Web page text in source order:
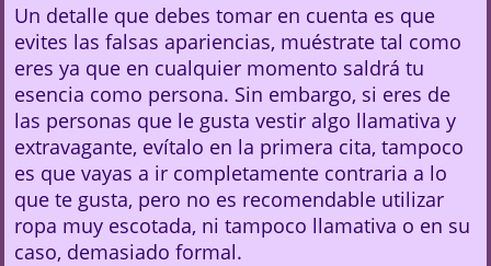
Un detalle que debes tomar en cuenta es que
evites las falsas apariencias, muéstrate tal como
eres ya que en cualquier momento saldrá tu
esencia como persona. Sin embargo, si eres de
las personas que le gusta vestir algo llamativa y
extravagante, evítalo en la primera cita, tampoco
es que vayas a ir completamente contraria a lo
que te gusta, pero no es recomendable utilizar
ropa muy escotada, ni tampoco llamativa o en su
caso, demasiado formal.